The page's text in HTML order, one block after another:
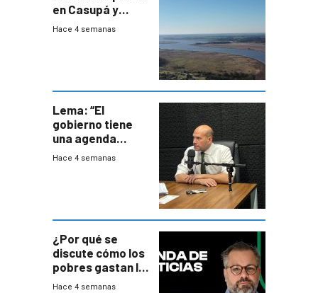
en Casupá y
firma demanda
Hace 4 semanas
Lema: “El
gobierno tiene
una agenda
destructiva”
Hace 4 semanas
¿Por qué se
discute cómo los
pobres gastan la
plata?
Hace 4 semanas